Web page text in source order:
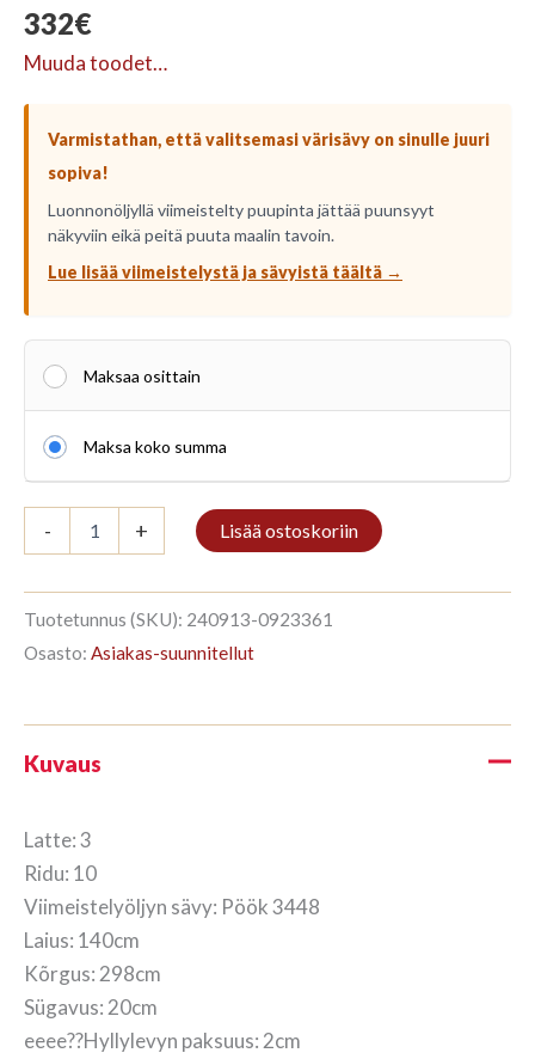
332€
Muuda toodet…
Varmistathan, että valitsemasi värisävy on sinulle juuri
sopiva!
Luonnonöljyllä viimeistelty puupinta jättää puunsyyt
näkyviin eikä peitä puuta maalin tavoin.
Lue lisää viimeistelystä ja sävyistä täältä →
Maksaa osittain
Maksa koko summa
-
3/10
Pöök
määrä
+ Lisää ostoskoriin
Tuotetunnus (SKU): 240913-0923361
Osasto: Asiakas-suunnitellut
Kuvaus
Latte: 3
Ridu: 10
Viimeistelyöljyn sävy: Pöök 3448
Laius: 140cm
Kõrgus: 298cm
Sügavus: 20cm
eeee??Hyllylevyn paksuus: 2cm